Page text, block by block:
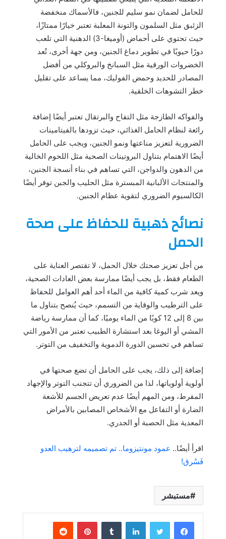
للحامل لضمان نمو سليم للجنين، فالأسماك منخفضة
الزئبق مثل السلمون والتونة المعلبة تعتبر خيارًا ممتازًا،
حيث تحتوي على أحماض (أوميغا-3) الدهنية التي تلعب
دورًا حيويًا في تطوير دماغ الجنين، ومن جهة أخرى، تُعد
الخضروات الورقية مثل السبانخ والبروكلي من أفضل
المصادر للحديد وحمض الفوليك، مما يساعد على تقليل
خطر التشوهات الخلقية.
والفواكه الطازجة مثل التفاح والبرتقال تعتبر أيضًا إضافة
رائعة لنظام الحامل الغذائي، حيث تزودها بالفيتامينات
الضرورية لتعزيز مناعتها ونمو الجنين، ويجب على الحامل
أيضًا الاهتمام بتناول البروتينات الصحية مثل اللحوم الخالية
من الدهون والدواجن، التي تساهم في بناء أنسجة الجنين،
والمنتجات الألبانية المبسترة مثل الحليب والجبن توفر أيضًا
الكالسيوم الضروري لتقوية عظام الجنين.
نصائح ذهبية للحفاظ على صحة
الحمل
من أجل تعزيز صحتك خلال الحمل، لا تقتصر العناية على
الطعام فقط، بل يجب أيضًا ممارسة بعض العادات الصحية،
ويعد شرب كمية كافية من الماء أحد أهم العوامل للحفاظ
على الترطيب والوقاية من التسمم، حيث يُنصح بتناول ما
بين 8 إلى 12 كوبًا من الماء يوميًا، كما أن ممارسة رياضة
المشي أو اليوغا بعد استشارة الطبيب تعتبر من الأمور التي
تساهم في تحسين الدورة الدموية والتخفيف من التوتر.
إضافة إلى ذلك، يجب على الحامل أن تضع صحتها في
أولوية أولوياتها، لذا من الضروري أن تتجنب التوتر والإجهاد
المفرط، ومن المهم أيضًا عدم تعريض الجسم للأشعة
الضارة أو التفاعل مع الأشخاص المصابين بالأمراض
المعدية مثل الحصبة أو الجدري.
اقرأ أيضًا.. عمود مونتيزوما.. تم تصميمه لترهيب العدو
فَسُرق!
مستبشر
لينكدإن بينتيريست